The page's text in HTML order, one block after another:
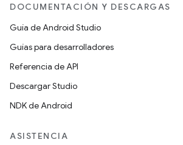
DOCUMENTACIÓN Y DESCARGAS
Guía de Android Studio
Guías para desarrolladores
Referencia de API
Descargar Studio
NDK de Android
ASISTENCIA